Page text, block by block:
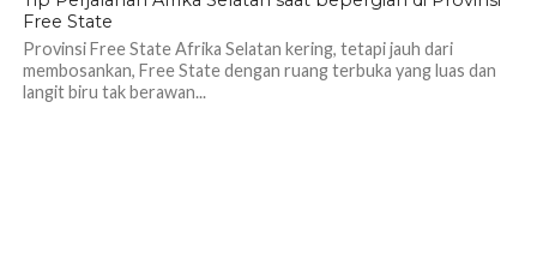
Free State
Provinsi Free State Afrika Selatan kering, tetapi jauh dari
membosankan, Free State dengan ruang terbuka yang luas dan
langit biru tak berawan...